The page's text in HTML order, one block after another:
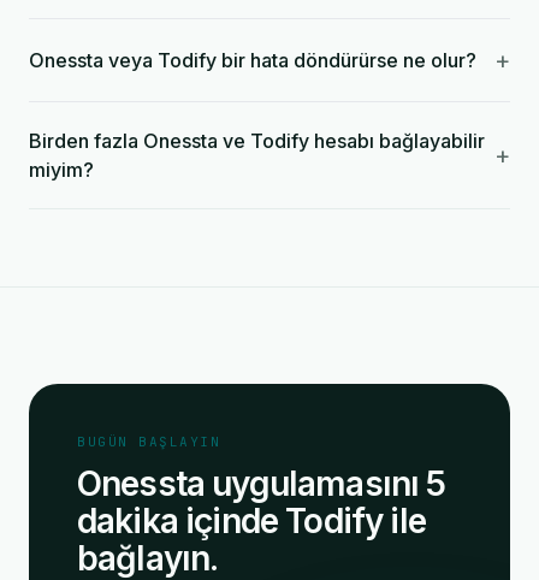
Onessta veya Todify bir hata döndürürse ne olur? +
Birden fazla Onessta ve Todify hesabı bağlayabilir
miyim?
+
BUGÜN BAŞLAYIN
Onessta uygulamasını 5
dakika içinde Todify ile
bağlayın.